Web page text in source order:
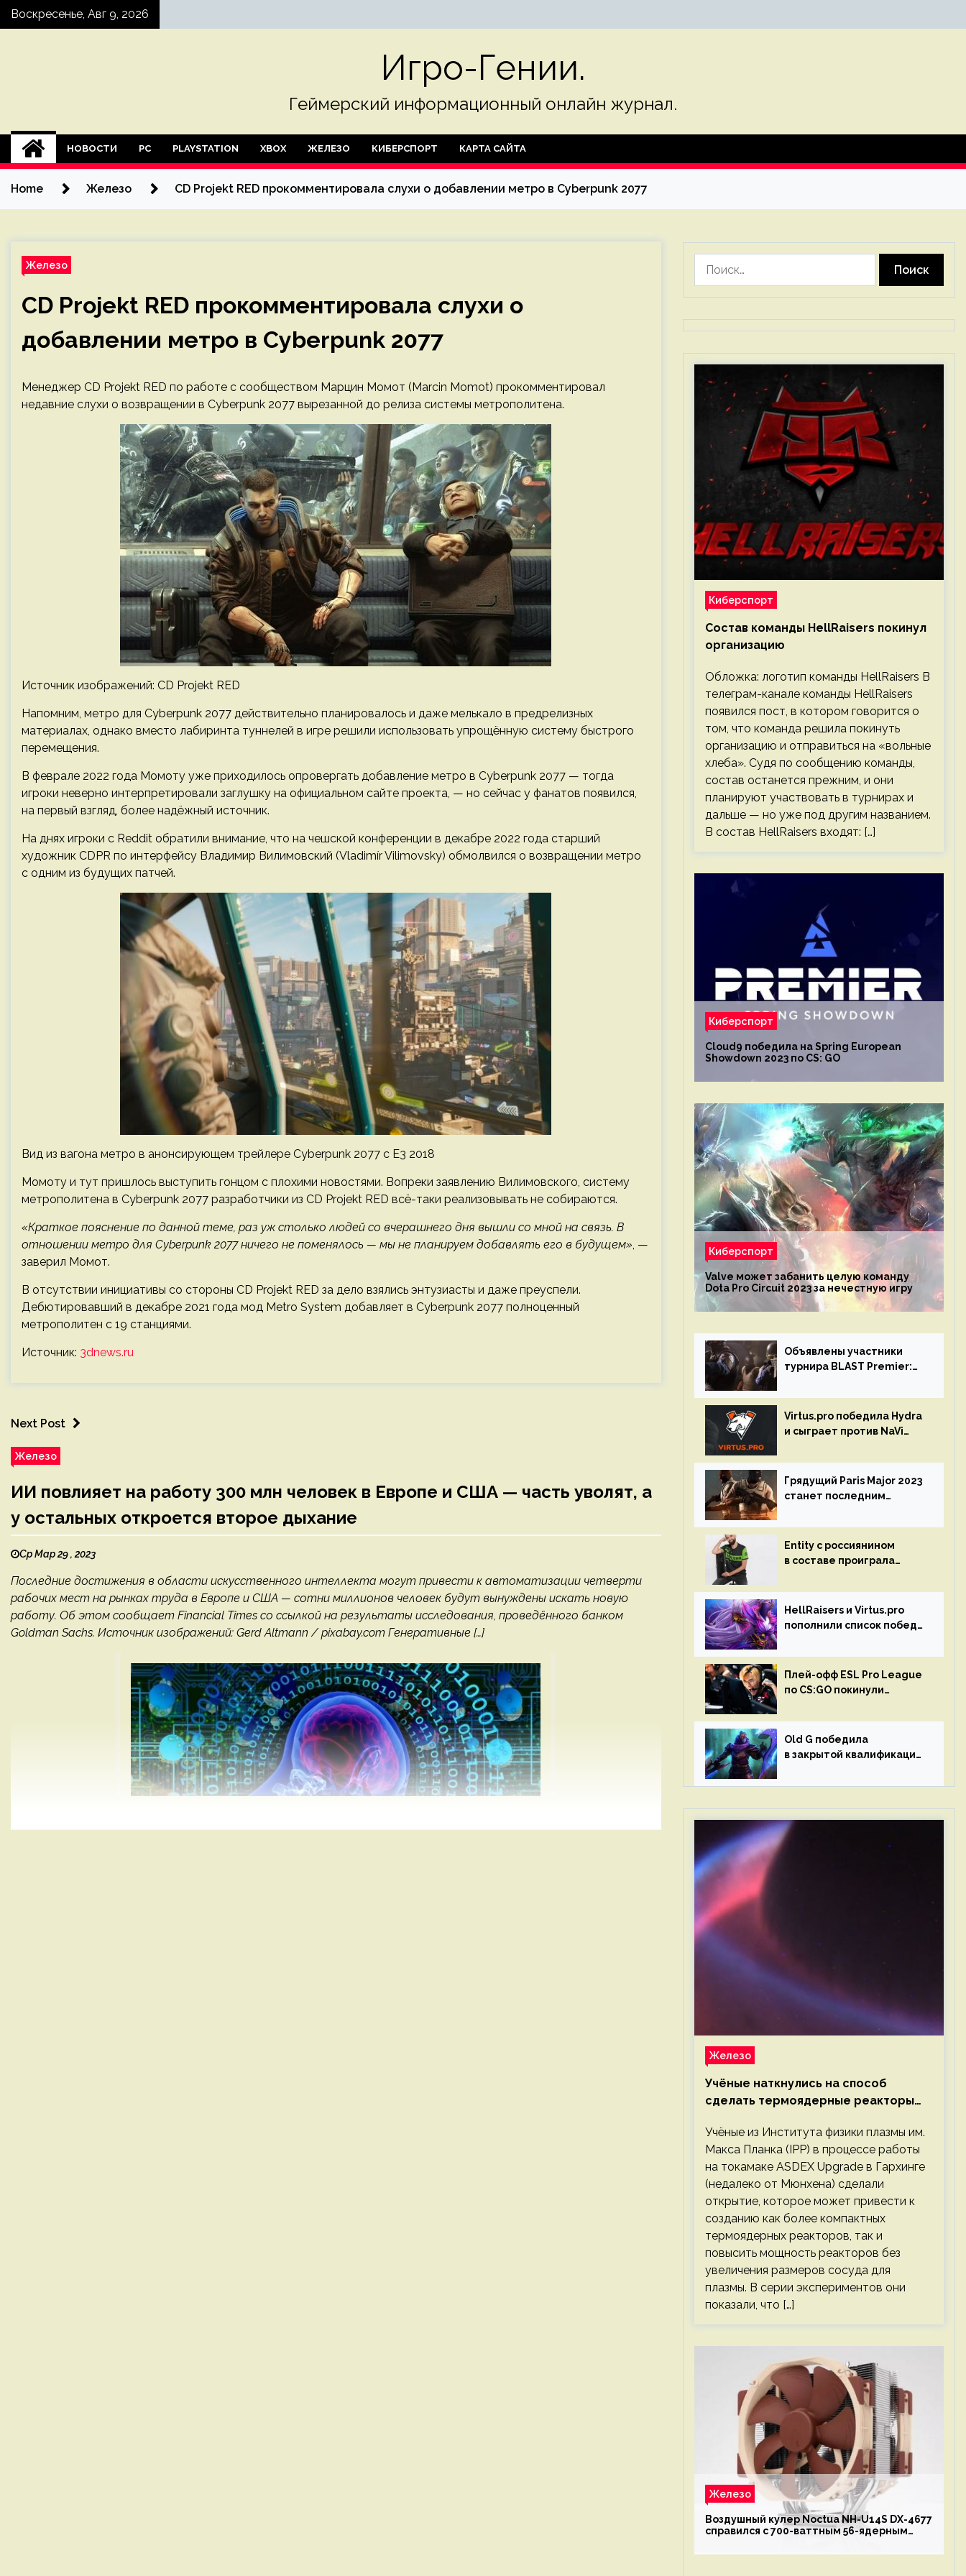
SkipВоскресенье, Авг 9, 2026
Игро-Гении.
Геймерский информационный онлайн журнал.
НОВОСТИ PC PLAYSTATION XBOX ЖЕЛЕЗО КИБЕРСПОРТ КАРТА САЙТА
Home Железо CD Projekt RED прокомментировала слухи о добавлении метро в Cyberpunk 2077
Железо
CD Projekt RED прокомментировала слухи о
добавлении метро в Cyberpunk 2077
Менеджер CD Projekt RED по работе с сообществом Марцин Момот (Marcin Momot) прокомментировал
недавние слухи о возвращении в Cyberpunk 2077 вырезанной до релиза системы метрополитена.
Источник изображений: CD Projekt RED
Напомним, метро для Cyberpunk 2077 действительно планировалось и даже мелькало в предрелизных
материалах, однако вместо лабиринта туннелей в игре решили использовать упрощённую систему быстрого
перемещения.
В феврале 2022 года Момоту уже приходилось опровергать добавление метро в Cyberpunk 2077 — тогда
игроки неверно интерпретировали заглушку на официальном сайте проекта, — но сейчас у фанатов появился,
на первый взгляд, более надёжный источник.
На днях игроки с Reddit обратили внимание, что на чешской конференции в декабре 2022 года старший
художник CDPR по интерфейсу Владимир Вилимовский (Vladimír Vilimovsky) обмолвился о возвращении метро
с одним из будущих патчей.
Вид из вагона метро в анонсирующем трейлере Cyberpunk 2077 с E3 2018
Момоту и тут пришлось выступить гонцом с плохими новостями. Вопреки заявлению Вилимовского, систему
метрополитена в Cyberpunk 2077 разработчики из CD Projekt RED всё-таки реализовывать не собираются.
«Краткое пояснение по данной теме, раз уж столько людей со вчерашнего дня вышли со мной на связь. В
отношении метро для Cyberpunk 2077 ничего не поменялось — мы не планируем добавлять его в будущем», —
заверил Момот.
В отсутствии инициативы со стороны CD Projekt RED за дело взялись энтузиасты и даже преуспели.
Дебютировавший в декабре 2021 года мод Metro System добавляет в Cyberpunk 2077 полноценный
метрополитен с 19 станциями.
Источник: 3dnews.ru
Next Post
Железо
ИИ повлияет на работу 300 млн человек в Европе и США — часть уволят, а
у остальных откроется второе дыхание
Ср Мар 29 , 2023
Последние достижения в области искусственного интеллекта могут привести к автоматизации четверти
рабочих мест на рынках труда в Европе и США — сотни миллионов человек будут вынуждены искать новую
работу. Об этом сообщает Financial Times со ссылкой на результаты исследования, проведённого банком
Goldman Sachs. Источник изображений: Gerd Altmann / pixabay.com Генеративные […]
Киберспорт
Состав команды HellRaisers покинул
организацию
Обложка: логотип команды HellRaisers В
телеграм-канале команды HellRaisers
появился пост, в котором говорится о
том, что команда решила покинуть
организацию и отправиться на «вольные
хлеба». Судя по сообщению команды,
состав останется прежним, и они
планируют участвовать в турнирах и
дальше — но уже под другим названием.
В состав HellRaisers входят: […]
Киберспорт
Cloud9 победила на Spring European
Showdown 2023 по CS: GO
Киберспорт
Valve может забанить целую команду
Dota Pro Circuit 2023 за нечестную игру
Объявлены участники
турнира BLAST Premier:
Virtus.pro победила Hydra
и сыграет против NaVi
Circuit
Грядущий Paris Major 2023
станет последним
GO
Entity с россиянином
в составе проиграла
Circuit 2023
HellRaisers и Virtus.pro
пополнили список побед
Плей-офф ESL Pro League
по CS:GO покинули
Old G победила
в закрытой квалификации
Западной Европы
Железо
Учёные наткнулись на способ
сделать термоядерные реакторы
Учёные из Института физики плазмы им.
Макса Планка (IPP) в процессе работы
на токамаке ASDEX Upgrade в Гархинге
(недалеко от Мюнхена) сделали
открытие, которое может привести к
созданию как более компактных
термоядерных реакторов, так и
повысить мощность реакторов без
увеличения размеров сосуда для
плазмы. В серии экспериментов они
показали, что […]
Железо
Воздушный кулер Noctua NH-U14S DX-4677
справился с 700-ваттным 56-ядерным